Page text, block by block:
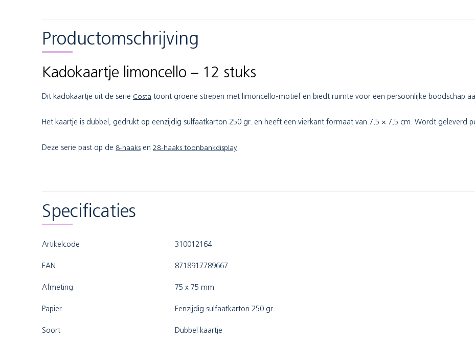
Productomschrijving
Kadokaartje limoncello – 12 stuks
Dit kadokaartje uit de serie Costa toont groene strepen met limoncello-motief en biedt ruimte voor een persoonlijke boodschap
Het kaartje is dubbel, gedrukt op eenzijdig sulfaatkarton 250 gr. en heeft een vierkant formaat van 7,5 × 7,5 cm. Wordt geleverd
Deze serie past op de 8-haaks en 28-haaks toonbankdisplay.
Specificaties
Artikelcode 310012164
EAN 8718917789667
Afmeting 75 x 75 mm
Papier Eenzijdig sulfaatkarton 250 gr.
Soort Dubbel kaartje